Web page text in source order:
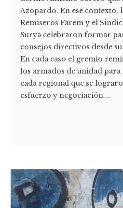
Azopardo. En ese contexto,
Remiseros Farem y el
Surya celebraron formar
consejos directivos desde
En cada caso el gremio
los armados de unidad
cada regional que se
esfuerzo y negociación....